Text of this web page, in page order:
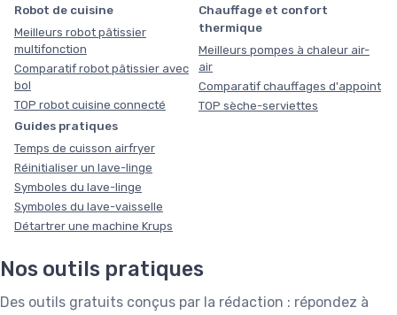
Robot de cuisine
Meilleurs robot pâtissier
multifonction
Comparatif robot pâtissier avec
bol
TOP robot cuisine connecté
Chauffage et confort
thermique
Meilleurs pompes à chaleur air-
air
Comparatif chauffages d'appoint
TOP sèche-serviettes
Guides pratiques
Temps de cuisson airfryer
Réinitialiser un lave-linge
Symboles du lave-linge
Symboles du lave-vaisselle
Détartrer une machine Krups
Nos outils pratiques
Des outils gratuits conçus par la rédaction : répondez à